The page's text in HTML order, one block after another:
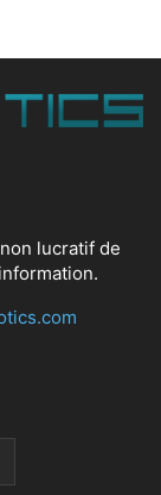
lucratif de